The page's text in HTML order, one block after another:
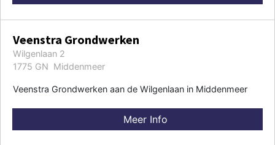
Veenstra Grondwerken
Wilgenlaan 2
1775 GN Middenmeer
Veenstra Grondwerken aan de Wilgenlaan in Middenmeer
Meer Info